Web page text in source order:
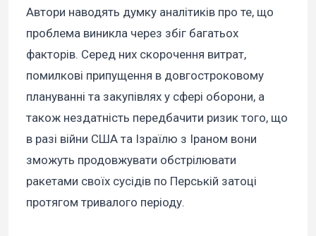
Автори наводять думку аналітиків про те, що
проблема виникла через збіг багатьох
факторів. Серед них скорочення витрат,
помилкові припущення в довгостроковому
плануванні та закупівлях у сфері оборони, а
також нездатність передбачити ризик того, що
в разі війни США та Ізраїлю з Іраном вони
зможуть продовжувати обстрілювати
ракетами своїх сусідів по Перській затоці
протягом тривалого періоду.